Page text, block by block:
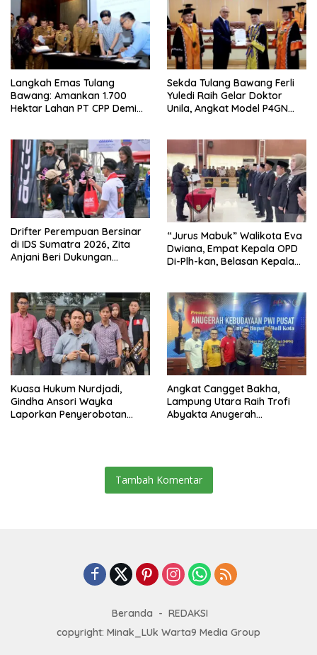
Langkah Emas Tulang
Bawang: Amankan 1.700
Hektar Lahan PT CPP Demi
Sekda Tulang Bawang Ferli
Yuledi Raih Gelar Doktor
Unila, Angkat Model P4GN
Drifter Perempuan Bersinar
di IDS Sumatra 2026, Zita
Anjani Beri Dukungan
“Jurus Mabuk” Walikota Eva
Dwiana, Empat Kepala OPD
Di-Plh-kan, Belasan Kepala
Kuasa Hukum Nurdjadi,
Gindha Ansori Wayka
Laporkan Penyerobotan
Angkat Cangget Bakha,
Lampung Utara Raih Trofi
Abyakta Anugerah
Tambah Komentar
Beranda
REDAKSI
copyright: Minak_LUk Warta9 Media Group